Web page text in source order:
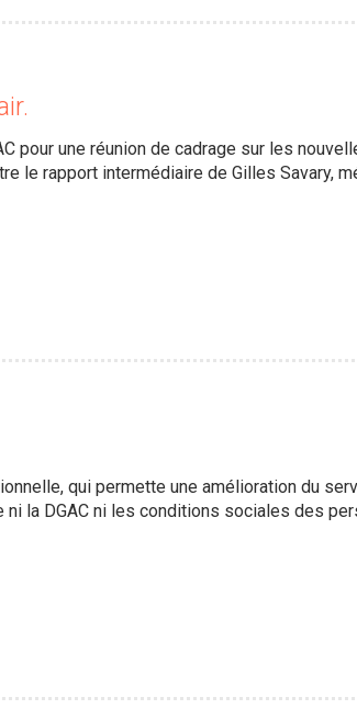
pour une réunion de cadrage sur les
le rapport intermédiaire de Gilles Savary,
qui permette une amélioration du
la DGAC ni les conditions sociales des